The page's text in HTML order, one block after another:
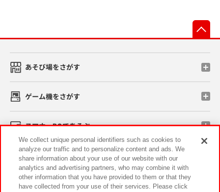
あそび場をさがす
ゲーム機をさがす
スマホ・PCであそぶ
イベント・キャンペーン
We collect unique personal identifiers such as cookies to
analyze our traffic and to personalize content and ads. We
share information about your use of our website with our
analytics and advertising partners, who may combine it with
other information that you have provided to them or that they
have collected from your use of their services. Please click